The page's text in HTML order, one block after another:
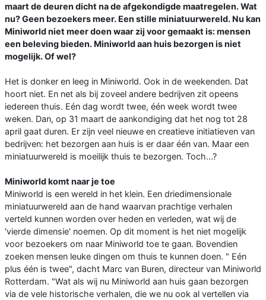
maart de deuren dicht na de afgekondigde maatregelen. Wat
nu? Geen bezoekers meer. Een stille miniatuurwereld. Nu kan
Miniworld niet meer doen waar zij voor gemaakt is: mensen
een beleving bieden. Miniworld aan huis bezorgen is niet
mogelijk. Of wel?
Het is donker en leeg in Miniworld. Ook in de weekenden. Dat
hoort niet. En net als bij zoveel andere bedrijven zit opeens
iedereen thuis. Eén dag wordt twee, één week wordt twee
weken. Dan, op 31 maart de aankondiging dat het nog tot 28
april gaat duren. Er zijn veel nieuwe en creatieve initiatieven van
bedrijven: het bezorgen aan huis is er daar één van. Maar een
miniatuurwereld is moeilijk thuis te bezorgen. Toch...?
Miniworld komt naar je toe
Miniworld is een wereld in het klein. Een driedimensionale
miniatuurwereld aan de hand waarvan prachtige verhalen
verteld kunnen worden over heden en verleden, wat wij de
'vierde dimensie' noemen. Op dit moment is het niet mogelijk
voor bezoekers om naar Miniworld toe te gaan. Bovendien
zoeken mensen leuke dingen om thuis te kunnen doen. " Eén
plus één is twee", dacht Marc van Buren, directeur van Miniworld
Rotterdam. "Wat als wij nu Miniworld aan huis gaan bezorgen
via de vele historische verhalen, die we nu ook al vertellen via